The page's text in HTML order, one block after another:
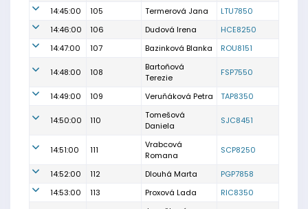
14:45:00
105 Termerová Jana
LTU7850
14:46:00
106 Dudová Irena
HCE8250
14:47:00
107 Bazinková Blanka ROU8151
14:48:00 108
Bartoňová
Terezie
FSP7550
14:49:00 109 Veruňáková Petra TAP8350
14:50:00 110
Tomešová
Daniela
SJC8451
14:51:00 111
Vrabcová
Romana
SCP8250
14:52:00 112 Dlouhá Marta
PGP7858
14:53:00
113 Proxová Lada
RIC8350